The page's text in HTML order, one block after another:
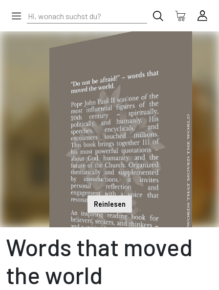
Reinlesen
Words that moved
the world